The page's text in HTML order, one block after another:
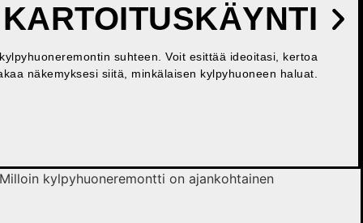
suhteen. Voit esittää ideoitasi, kertoa
näkemyksesi siitä, minkälaisen kylpyhuoneen haluat.